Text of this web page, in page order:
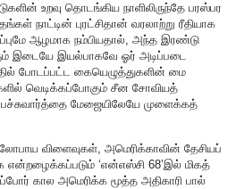
உறவு தொடங்கிய நாளிலிருந்தே பரஸ்பர
நாட்டின் புரட்சிதான் வரலாற்று ரீதியாக
ஆழமாக நம்பியதால், அந்த இரண்டு
இடையே இயல்பாகவே ஓர் அடிப்படை
போடப்பட்ட கையெழுத்துகளின் மை
வெடிக்கப்போகும் சீன சோவியத்
மேஜையிலேயே முளைக்கத்
விளைவுகள், அமெரிக்காவின் தேசியப்
‘என்எஸ்சி 68’இல் மிகத்
கால அமெரிக்க மூத்த அதிகாரி பால்